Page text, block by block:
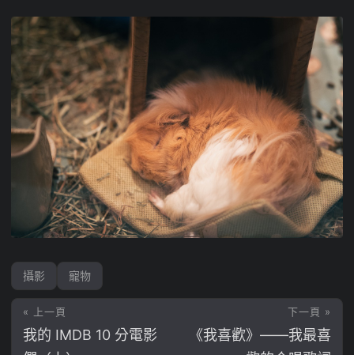
攝影 寵物
« 上一頁
我的 IMDB 10 分電影
下一頁 »
《我喜歡》——我最喜